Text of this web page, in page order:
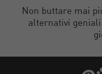
Non buttare mai
alternativi